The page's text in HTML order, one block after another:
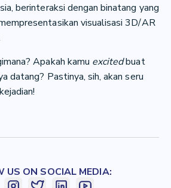
berinteraksi dengan binatang yang
visualisasi 3D/AR
Apakah kamu excitedbuat
datang? Pastinya, sih, akan seru
US ON SOCIAL MEDIA: